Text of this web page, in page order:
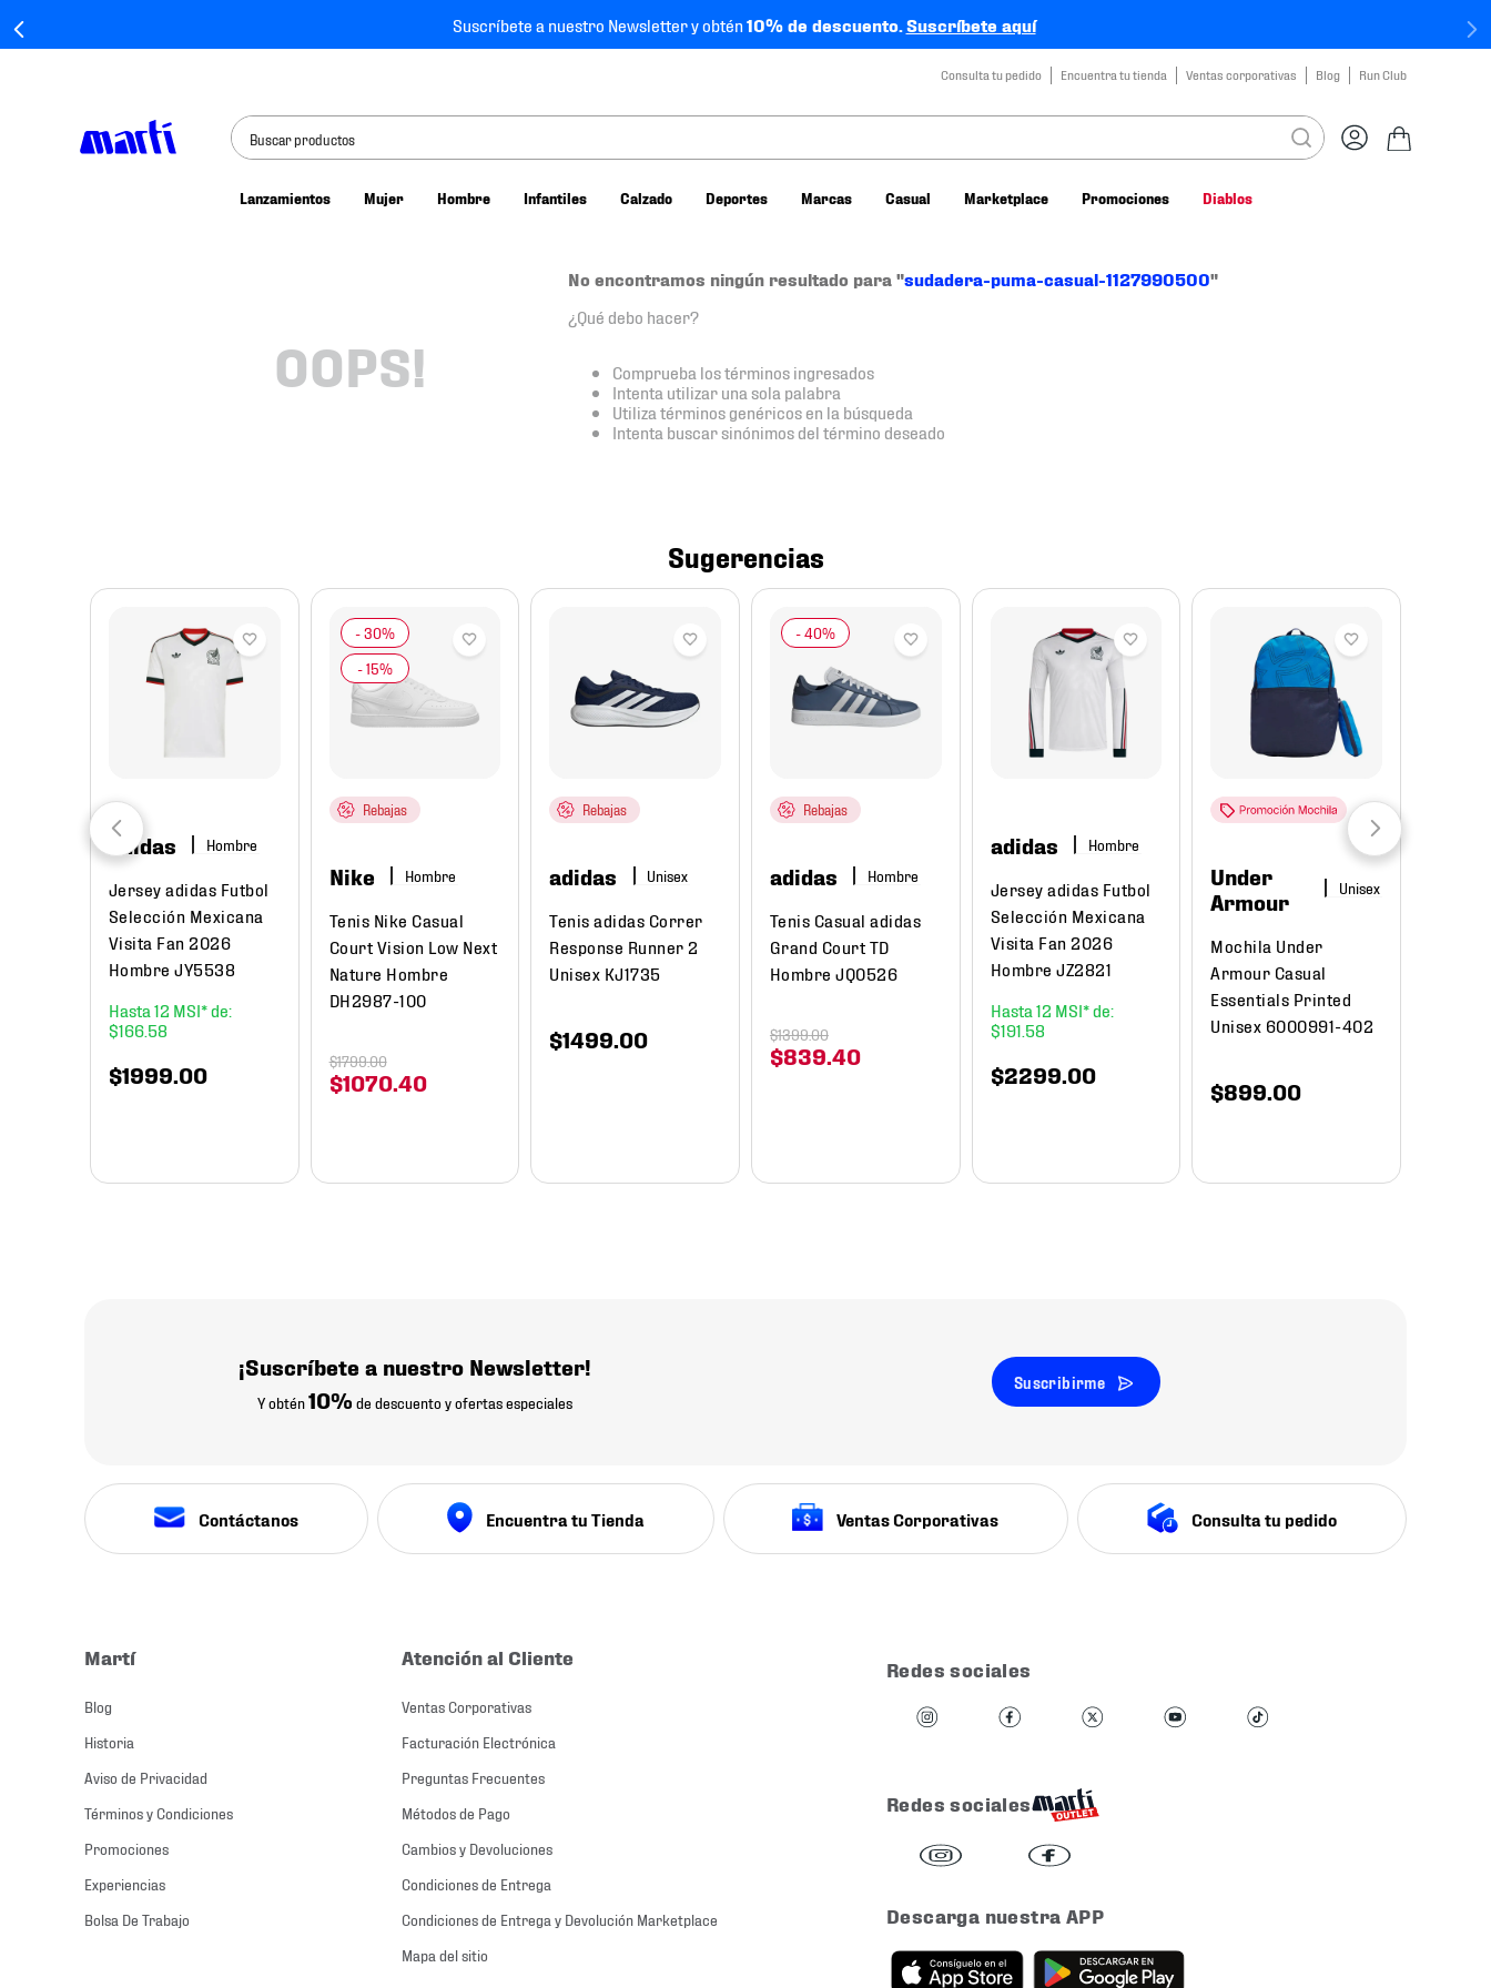
Suscríbete a nuestro Newsletter y obtén10% de descuento.Suscríbete aquí
Consulta tu pedido Encuentra tu tienda Ventas corporativas Blog Run Club
Buscar productos
Lanzamientos Mujer Hombre Infantiles Calzado Deportes Marcas Casual Marketplace Promociones Diablos
OOPS!
No encontramos ningún resultado para "sudadera-puma-casual-1127990500"
¿Qué debo hacer?
Comprueba los términos ingresados
Intenta utilizar una sola palabra
Utiliza términos genéricos en la búsqueda
Intenta buscar sinónimos del término deseado
Sugerencias
adidas Hombre
Jersey adidas Futbol
Selección Mexicana
Visita Fan 2026
Hombre JY5538
12
$166. 58
$1999 00
Rebajas
Nike Hombre
Tenis Nike Casual
Court Vision Low Next
Nature Hombre
DH2987-100
$1070. 40
$1799.00
Rebajas
adidas
Tenis adidas Correr
Response Runner 2
Unisex KJ1735
$1499 00
Rebajas
adidas Hombre
Tenis Casual adidas
Grand Court TD
Hombre JQ0526
$839 40
$1399.00
adidas Hombre
Jersey adidas Futbol
Selección Mexicana
Visita Fan 2026
Hombre JZ2821
12
$191 58
$2299 00
Under
Armour
Mochila Under
Armour Casual
Essentials Printed
Unisex 6000991-402
$899 00
¡Suscríbete a nuestro Newsletter!
Y obtén10% de descuento y ofertas especiales
Suscribirme
Contáctanos Encuentra tu Tienda Ventas Corporativas Consulta tu pedido
Martí
Blog
Historia
Aviso de Privacidad
Términos y Condiciones
Promociones
Experiencias
Bolsa De Trabajo
Atención al Cliente
Ventas Corporativas
Facturación Electrónica
Preguntas Frecuentes
Métodos de Pago
Cambios y Devoluciones
Condiciones de Entrega
Condiciones de Entrega y Devolución Marketplace
Mapa del sitio
Redes sociales
Redes sociales
Descarga nuestra APP
tenis nike